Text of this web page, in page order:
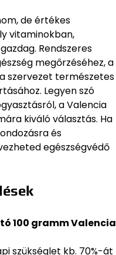
de értékes
vitaminokban,
Rendszeres
megőrzéséhez, a
szervezet természetes
Legyen szó
a Valencia
kiváló választás. Ha
és
egészségvédő
100 gramm Valencia
szükséglet kb. 70%-át